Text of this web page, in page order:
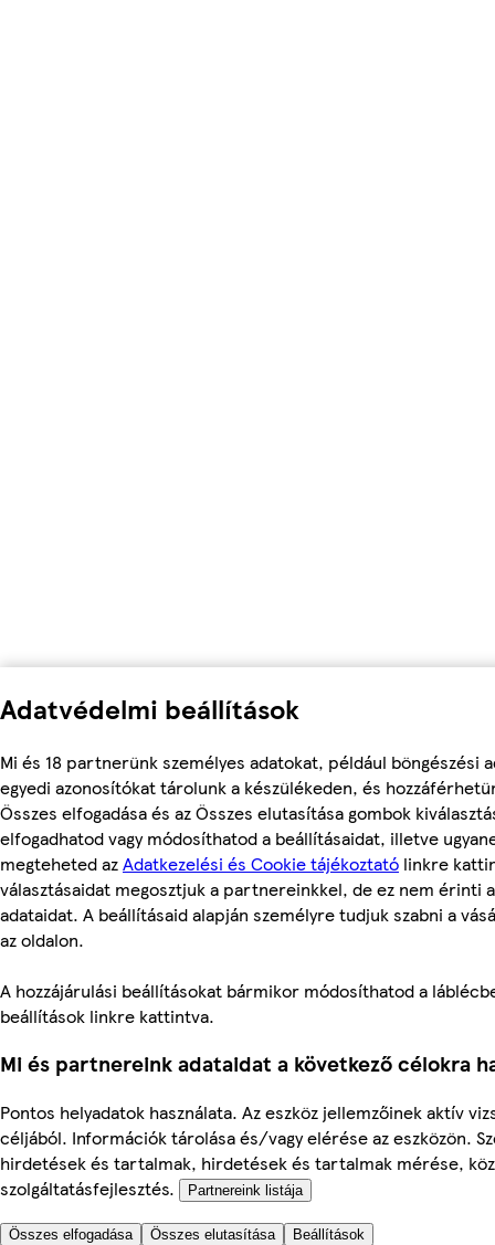
Adatvédelmi beállítások
Mi és 18 partnerünk személyes adatokat, például böngészési
egyedi azonosítókat tárolunk a készülékeden, és
Összes elfogadása és az Összes elutasítása gombok
elfogadhatod vagy módosíthatod a beállításaidat, illetve
megteheted azAdatkezelési és Cookie tájékoztató linkre
választásaidat megosztjuk a partnereinkkel, de ez nem érinti
adataidat. A beállításaid alapján személyre tudjuk szabni a
az oldalon.
A hozzájárulási beállításokat bármikor módosíthatod a
beállítások linkre kattintva.
Mi és partnereink adataidat a következő célokra
Pontos helyadatok használata. Az eszköz jellemzőinek aktív
céljából. Információk tárolása és/vagy elérése az eszközön.
hirdetések és tartalmak, hirdetések és tartalmak mérése,
szolgáltatásfejlesztés.
Partnereink listája
Összes elfogadása Összes elutasítása Beállítások